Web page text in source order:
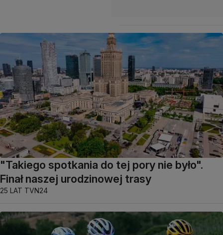
"Takiego spotkania do tej pory nie było".
Finał naszej urodzinowej trasy
25 LAT TVN24